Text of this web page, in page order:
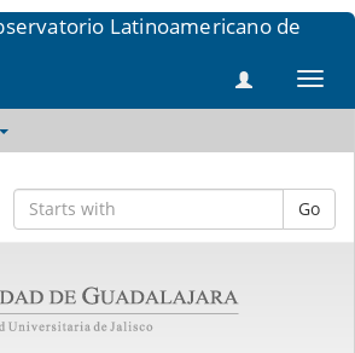
Latinoamericano de
Go